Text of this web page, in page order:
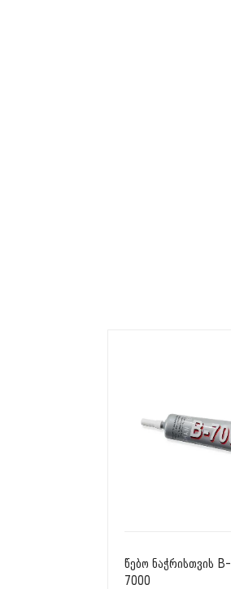
წებო ნაჭრისთვის B-
7000